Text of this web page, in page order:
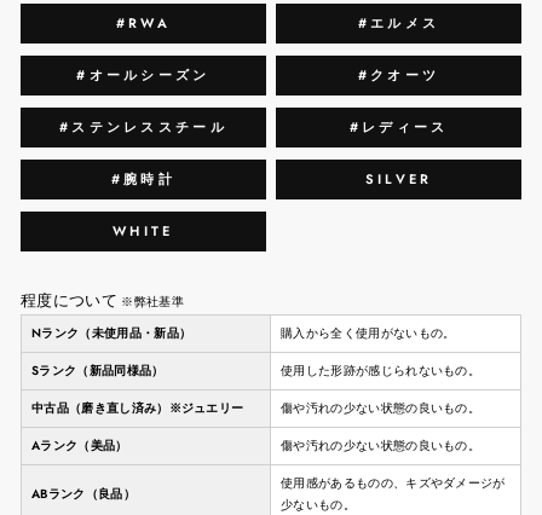
#RWA #エルメス
#オールシーズン #クオーツ
#ステンレススチール #レディース
#腕時計 SILVER
WHITE
程度について ※弊社基準
Nランク（未使用品・新品）
購入から全く使用がないもの。
Sランク（新品同様品） 使用した形跡が感じられないもの。
中古品（磨き直し済み）※ジュエリー 傷や汚れの少ない状態の良いもの。
Aランク（美品） 傷や汚れの少ない状態の良いもの。
ABランク（良品）
使用感があるものの、キズやダメージが
少ないもの。